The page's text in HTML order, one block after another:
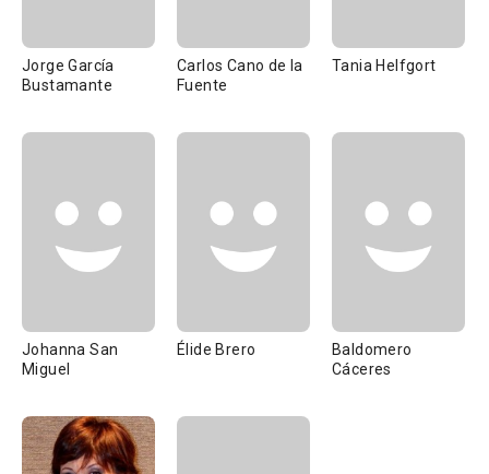
Jorge García
Bustamante
Carlos Cano de la
Fuente
Tania Helfgort
Johanna San
Miguel
Élide Brero
Baldomero
Cáceres